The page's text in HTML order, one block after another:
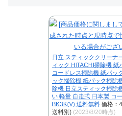
日立 スティッククリーナ
ィック HITACHI掃除機 紙
コードレス掃除機 紙パッ
ック掃除機 紙パック掃除
除機 日立スティック掃除
い 軽量 自走式 日本製 コ
BK3K(V) 送料無料 価格：
送料別) (2023/8/20時点)